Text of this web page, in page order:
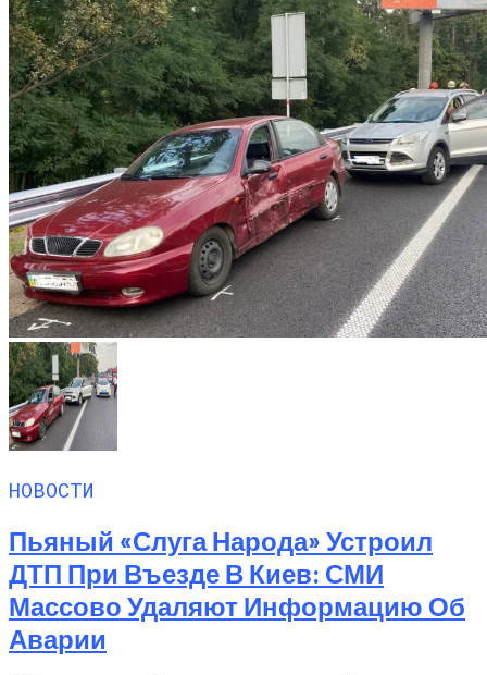
НОВОСТИ
Пьяный «слуга Народа» Устроил
ДТП При Въезде В Киев: СМИ
Массово Удаляют Информацию Об
Аварии